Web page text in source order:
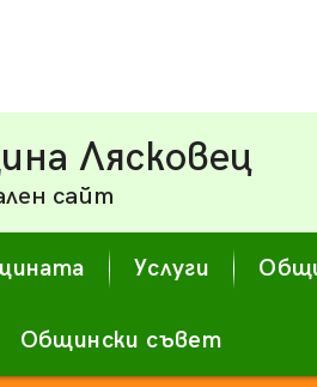
Лясковец
сайт
Услуги
Общински съвет